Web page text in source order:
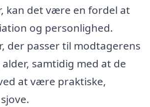
kan det være en fordel at
og personlighed.
der passer til modtagerens
samtidig med at de
at være praktiske,